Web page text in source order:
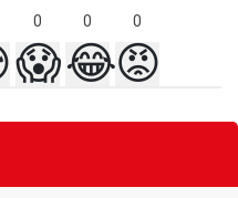
0 0 0
😱😂😡